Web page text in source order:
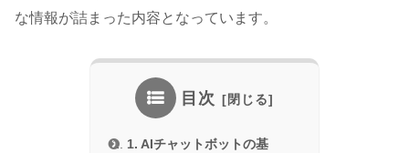
な情報が詰まった内容となっています。
目次
1. AIチャットボットの基